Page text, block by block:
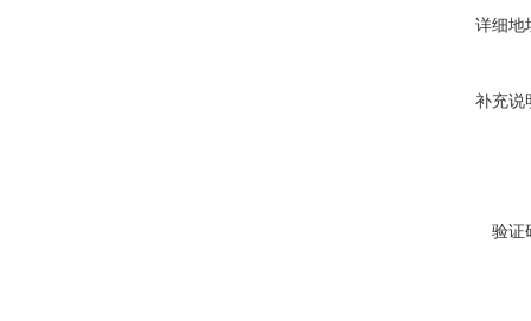
详细地
补充说
验证